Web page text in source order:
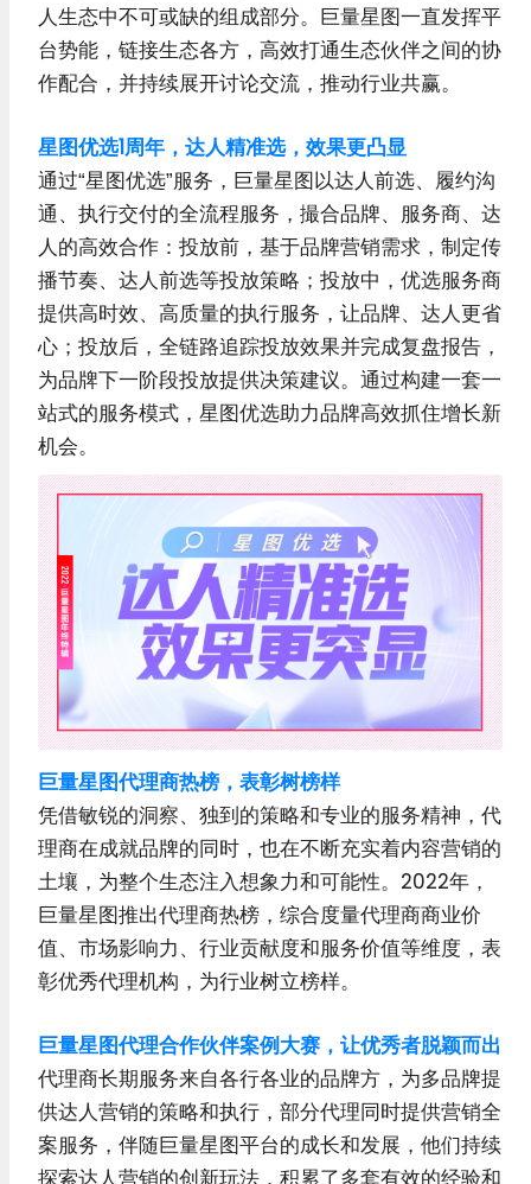
人生态中不可或缺的组成部分。巨量星图一直发挥平
台势能，链接生态各方，高效打通生态伙伴之间的协
作配合，并持续展开讨论交流，推动行业共赢。
星图优选1周年，达人精准选，效果更凸显
通过“星图优选”服务，巨量星图以达人前选、履约沟
通、执行交付的全流程服务，撮合品牌、服务商、达
人的高效合作：投放前，基于品牌营销需求，制定传
播节奏、达人前选等投放策略；投放中，优选服务商
提供高时效、高质量的执行服务，让品牌、达人更省
心；投放后，全链路追踪投放效果并完成复盘报告，
为品牌下一阶段投放提供决策建议。通过构建一套一
站式的服务模式，星图优选助力品牌高效抓住增长新
机会。
巨量星图代理商热榜，表彰树榜样
凭借敏锐的洞察、独到的策略和专业的服务精神，代
理商在成就品牌的同时，也在不断充实着内容营销的
土壤，为整个生态注入想象力和可能性。2022年，
巨量星图推出代理商热榜，综合度量代理商商业价
值、市场影响力、行业贡献度和服务价值等维度，表
彰优秀代理机构，为行业树立榜样。
巨量星图代理合作伙伴案例大赛，让优秀者脱颖而出
代理商长期服务来自各行各业的品牌方，为多品牌提
供达人营销的策略和执行，部分代理同时提供营销全
案服务，伴随巨量星图平台的成长和发展，他们持续
探索达人营销的创新玩法，积累了多套有效的经验和